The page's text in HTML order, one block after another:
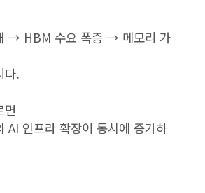
→ HBM 수요 폭증 → 메모리 가
다.
면
AI 인프라 확장이 동시에 증가하